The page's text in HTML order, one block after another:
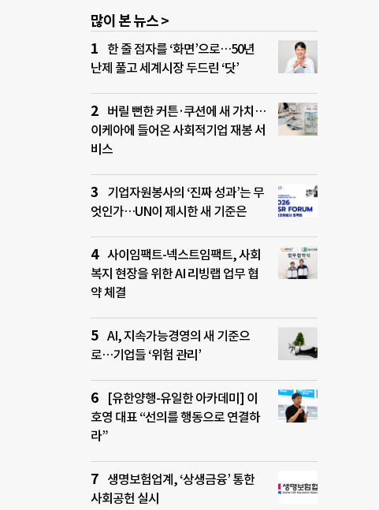
많이 본 뉴스 >
한 줄 점자를 ‘화면’으로…50년
난제 풀고 세계시장 두드린 ‘닷’
버릴 뻔한 커튼·쿠션에 새 가치…
이케아에 들어온 사회적기업 재봉 서
비스
기업자원봉사의 ‘진짜 성과’는 무
엇인가…UN이 제시한 새 기준은
사이임팩트-넥스트임팩트, 사회
복지 현장을 위한 AI 리빙랩 업무 협
약 체결
AI, 지속가능경영의 새 기준으
로…기업들 ‘위험 관리’
[유한양행-유일한 아카데미] 이
호영 대표 “선의를 행동으로 연결하
라”
생명보험업계, ‘상생금융’ 통한
사회공헌 실시